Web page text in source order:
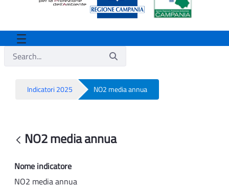
Indicatori 2025 NO2 media annua
NO2 media annua
Nome indicatore
NO2 media annua